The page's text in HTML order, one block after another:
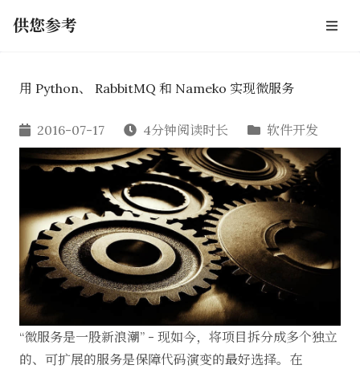
供您参考
用 Python、 RabbitMQ 和 Nameko 实现微服务
2016-07-17 4分钟阅读时长 软件开发
“微服务是一股新浪潮” - 现如今，将项目拆分成多个独立
的、可扩展的服务是保障代码演变的最好选择。在